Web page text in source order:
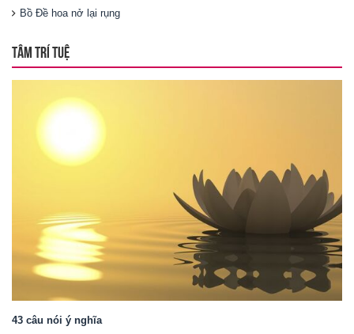
Bồ Đề hoa nở lại rụng
TÂM TRÍ TUỆ
43 câu nói ý nghĩa